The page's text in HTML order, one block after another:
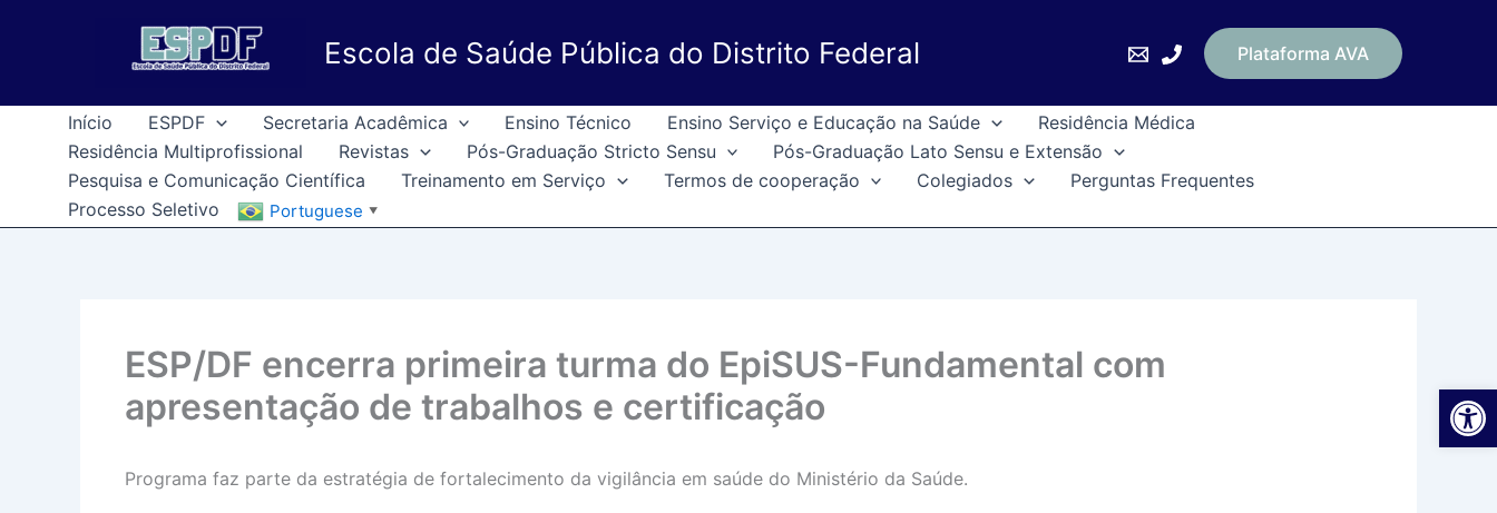
conteúdo
Escola de Saúde Pública do Distrito Federal Plataforma AVA
Início ESPDF Secretaria Acadêmica Ensino Técnico Ensino Serviço e Educação na Saúde
Residência Médica
Residência Multiprofissional
Revistas Pós-Graduação Stricto Sensu
Pós-Graduação Lato Sensu e Extensão
Pesquisa e Comunicação Científica
Treinamento em Serviço Termos de cooperação Colegiados
Perguntas Frequentes
Processo Seletivo
Portuguese ▼
ESP/DF encerra primeira turma do EpiSUS-Fundamental com
apresentação de trabalhos e certificação
Programa faz parte da estratégia de fortalecimento da vigilância em saúde do Ministério da Saúde.